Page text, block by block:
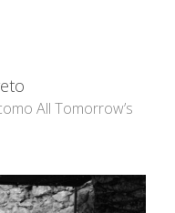
All Tomorrow’s